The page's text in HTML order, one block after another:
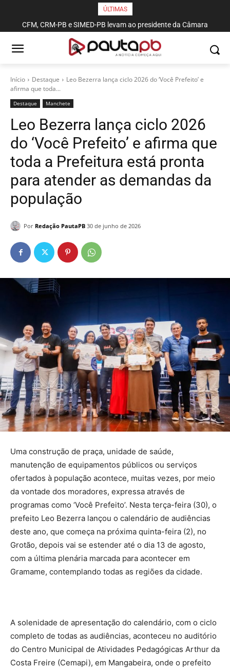
ÚLTIMAS
CFM, CRM-PB e SIMED-PB levam ao presidente da Câmara
pautas sobre proficiência médica, piso salarial e violência contra
profissionais de saúde
Início Destaque
Leo Bezerra lança ciclo 2026 do ‘Você Prefeito’ e
afirma que toda...
Destaque Manchete
Leo Bezerra lança ciclo 2026
do ‘Você Prefeito’ e afirma que
toda a Prefeitura está pronta
para atender as demandas da
população
Por Redação PautaPB 30 de junho de 2026
Uma construção de praça, unidade de saúde,
manutenção de equipamentos públicos ou serviços
ofertados à população acontece, muitas vezes, por meio
da vontade dos moradores, expressa através de
programas como ‘Você Prefeito’. Nesta terça-feira (30), o
prefeito Leo Bezerra lançou o calendário de audiências
deste ano, que começa na próxima quinta-feira (2), no
Grotão, depois vai se estender até o dia 13 de agosto,
com a última plenária marcada para acontecer em
Gramame, contemplando todas as regiões da cidade.
A solenidade de apresentação do calendário, com o ciclo
completo de todas as audiências, aconteceu no auditório
do Centro Municipal de Atividades Pedagógicas Arthur da
Costa Freire (Cemapi), em Mangabeira, onde o prefeito